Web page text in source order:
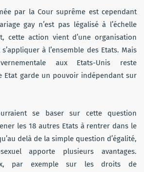
par la Cour suprême est cependant
gay n’est pas légalisé à l’échelle
cette action vient d’une organisation
à l’ensemble des Etats. Mais
aux Etats-Unis reste
Etat garde un pouvoir indépendant sur
se baser sur cette question
les 18 autres Etats à rentrer dans le
delà de la simple question d’égalité,
apporte plusieurs avantages.
par exemple sur les droits de